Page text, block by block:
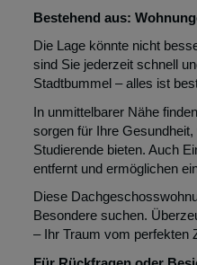
Bestehend aus:
Die Lage könnte nicht
sind Sie jederzeit schnell
Stadtbummel – alles ist
In unmittelbarer Nähe
sorgen für Ihre
Studierende bieten. Auch
entfernt und ermöglichen
Diese
Besondere suchen.